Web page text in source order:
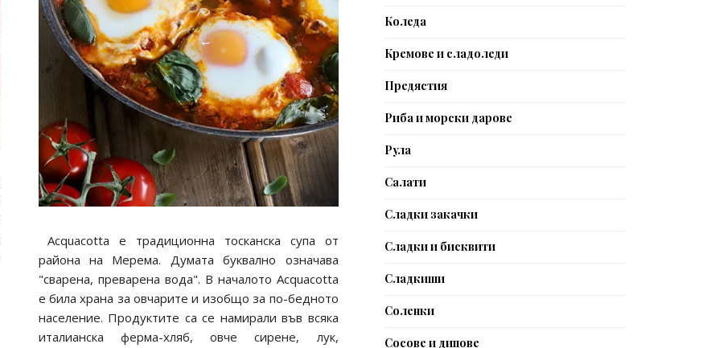
Acquacotta е традиционна тосканска супа от
района на Мерема. Думата буквално означава
"сварена, преварена вода". В началото Acquacotta
е била храна за овчарите и изобщо за по-бедното
население. Продуктите са се намирали във всяка
италианска ферма-хляб, овче сирене, лук,
Коледа
Кремове и сладоледи
Предястия
Риба и морски дарове
Рула
Салати
Сладки закачки
Сладки и бисквити
Сладкиши
Соленки
Сосове и дипове